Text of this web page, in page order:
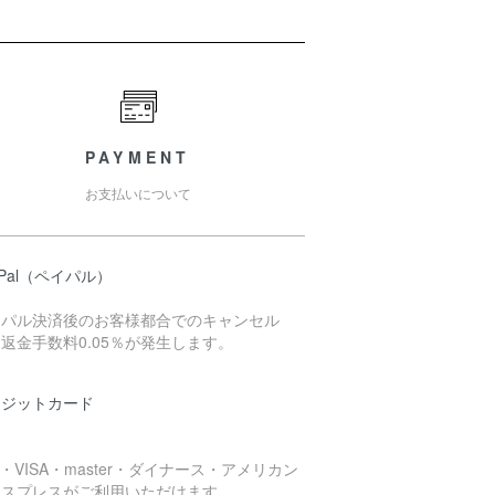
PAYMENT
お支払いについて
（ペイパル）
ル決済後のお客様都合でのキャンセル
金手数料0.05％が発生します。
ットカード
VISA・master・ダイナース・アメリカン
プレスがご利用いただけます。